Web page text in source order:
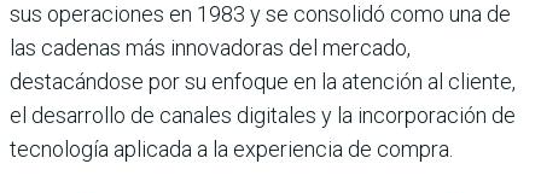
sus operaciones en 1983 y se consolidó como una de
las cadenas más innovadoras del mercado,
destacándose por su enfoque en la atención al cliente,
el desarrollo de canales digitales y la incorporación de
tecnología aplicada a la experiencia de compra.